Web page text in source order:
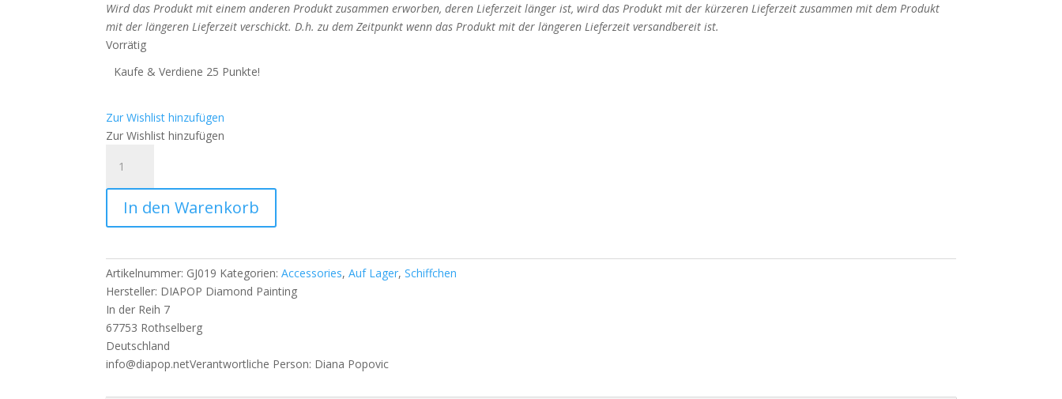
Wird das Produkt mit einem anderen Produkt zusammen erworben, deren Lieferzeit länger ist, wird das Produkt mit der kürzeren Lieferzeit zusammen mit dem Produkt
mit der längeren Lieferzeit verschickt. D.h. zu dem Zeitpunkt wenn das Produkt mit der längeren Lieferzeit versandbereit ist.
Vorrätig
Kaufe & Verdiene 25 Punkte!
Zur Wishlist hinzufügen
Zur Wishlist hinzufügen
Schiffchen
offen
weiß
In den Warenkorb
Artikelnummer: GJ019 Kategorien:Accessories,Auf Lager,Schiffchen
Hersteller: DIAPOP Diamond Painting
In der Reih 7
67753 Rothselberg
Deutschland
info@diapop.netVerantwortliche Person: Diana Popovic